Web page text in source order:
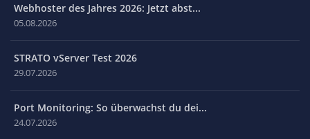
Webhoster des Jahres 2026: Jetzt abst...
05.08.2026
STRATO vServer Test 2026
29.07.2026
Port Monitoring: So überwachst du dei...
24.07.2026